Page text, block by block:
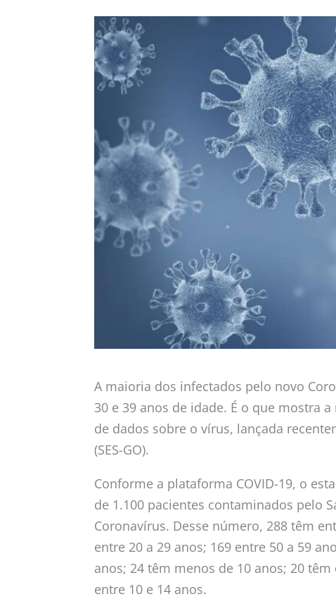
A maioria dos infectados pelo novo
30 e 39 anos de idade. É o que mostra
de dados sobre o vírus, lançada
(SES-GO).
Conforme a plataforma COVID-19, o
de 1.100 pacientes contaminados pelo
Coronavírus. Desse número, 288 têm
entre 20 a 29 anos; 169 entre 50 a 59
anos; 24 têm menos de 10 anos; 20
entre 10 e 14 anos.